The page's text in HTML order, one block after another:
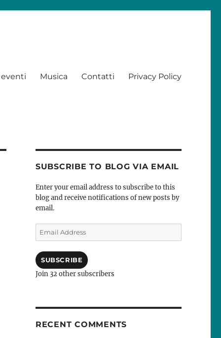
Musica Contatti Privacy Policy
SUBSCRIBE TO BLOG VIA EMAIL
Enter your email address to subscribe to this
blog and receive notifications of new posts by
email.
Email
Address
SUBSCRIBE
Join 32 other subscribers
RECENT COMMENTS